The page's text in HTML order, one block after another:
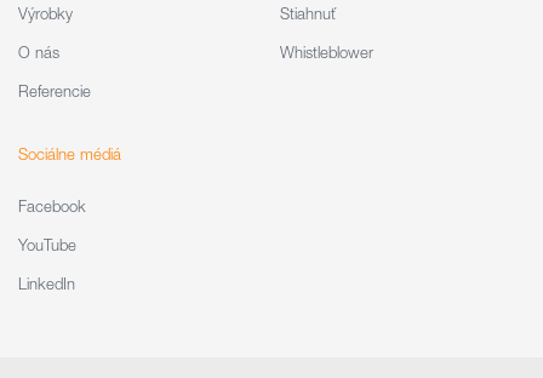
Výrobky
O nás
Referencie
Stiahnuť
Whistleblower
Sociálne médiá
Facebook
YouTube
LinkedIn